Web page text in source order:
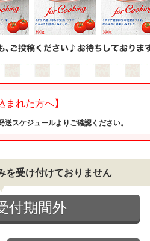
まれた方へ】
スケジュールよりご確認ください。
を受け付けておりません
付期間外